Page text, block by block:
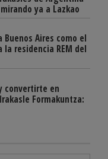
ya a Lazkao
Aires como el
residencia REM del
convertirte en
Formakuntza: